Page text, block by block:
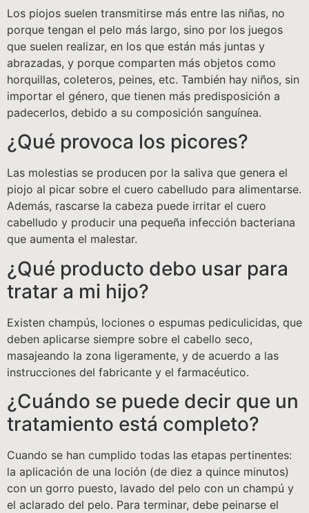
Los piojos suelen transmitirse más entre las niñas, no
porque tengan el pelo más largo, sino por los juegos
que suelen realizar, en los que están más juntas y
abrazadas, y porque comparten más objetos como
horquillas, coleteros, peines, etc. También hay niños, sin
importar el género, que tienen más predisposición a
padecerlos, debido a su composición sanguínea.
¿Qué provoca los picores?
Las molestias se producen por la saliva que genera el
piojo al picar sobre el cuero cabelludo para alimentarse.
Además, rascarse la cabeza puede irritar el cuero
cabelludo y producir una pequeña infección bacteriana
que aumenta el malestar.
¿Qué producto debo usar para
tratar a mi hijo?
Existen champús, lociones o espumas pediculicidas, que
deben aplicarse siempre sobre el cabello seco,
masajeando la zona ligeramente, y de acuerdo a las
instrucciones del fabricante y el farmacéutico.
¿Cuándo se puede decir que un
tratamiento está completo?
Cuando se han cumplido todas las etapas pertinentes:
la aplicación de una loción (de diez a quince minutos)
con un gorro puesto, lavado del pelo con un champú y
el aclarado del pelo. Para terminar, debe peinarse el